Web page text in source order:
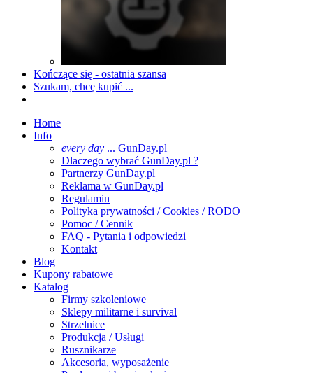
Kończące się - ostatnia szansa
Szukam, chcę kupić ...
Home
Info
every day ... GunDay.pl
Dlaczego wybrać GunDay.pl ?
Partnerzy GunDay.pl
Reklama w GunDay.pl
Regulamin
Polityka prywatności / Cookies / RODO
Pomoc / Cennik
FAQ - Pytania i odpowiedzi
Kontakt
Blog
Kupony rabatowe
Katalog
Firmy szkoleniowe
Sklepy militarne i survival
Strzelnice
Produkcja / Usługi
Rusznikarze
Akcesoria, wyposażenie